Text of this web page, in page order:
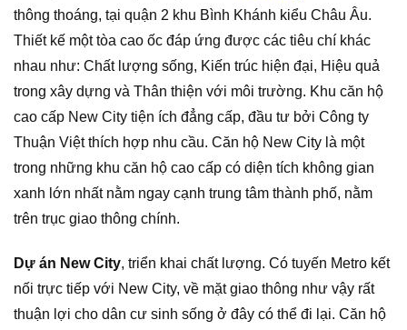
thông thoáng, tại quận 2 khu Bình Khánh kiểu Châu Âu.
Thiết kế một tòa cao ốc đáp ứng được các tiêu chí khác
nhau như: Chất lượng sống, Kiến trúc hiện đại, Hiệu quả
trong xây dựng và Thân thiện với môi trường. Khu căn hộ
cao cấp New City tiện ích đẳng cấp, đầu tư bởi Công ty
Thuận Việt thích hợp nhu cầu. Căn hộ New City là một
trong những khu căn hộ cao cấp có diện tích không gian
xanh lớn nhất nằm ngay cạnh trung tâm thành phố, nằm
trên trục giao thông chính.
Dự án New City, triển khai chất lượng. Có tuyến Metro kết
nối trực tiếp với New City, về mặt giao thông như vậy rất
thuận lợi cho dân cư sinh sống ở đây có thể đi lại. Căn hộ